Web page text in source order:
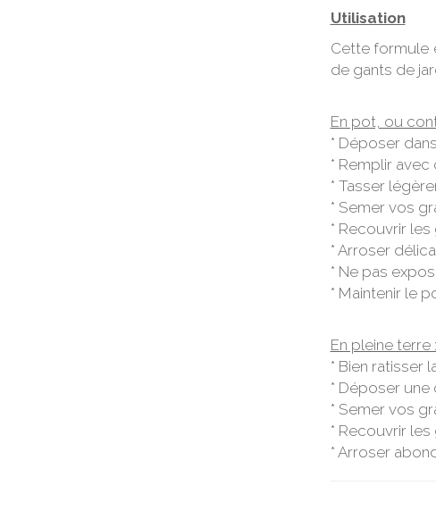
Utilisation
Cette formule
de gants de
En pot, ou
* Déposer
* Remplir avec
* Tasser
* Semer vos
* Recouvrir
* Arroser
* Ne pas
* Maintenir le
En pleine terre :
* Bien ratisser
* Déposer une
* Semer vos
* Recouvrir
* Arroser